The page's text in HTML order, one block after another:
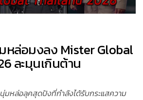
หล่อมงลง Mister Global
ละมุนเกินต้าน
นุ่มหล่อลุคสุดปังที่กำลังได้รับกระแสความ